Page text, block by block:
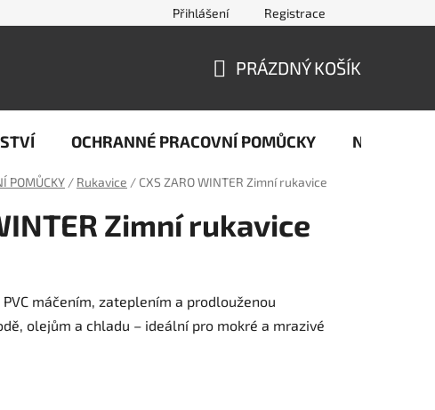
- nejčastější dotazy ze světa svařování Kontakty
Přihlášení Registrace
KOŠÍK
PRÁZDNÝ KOŠÍK
OCHRANNÉ PRACOVNÍ POMŮCKY Naše
POMŮCKY / Rukavice / CXS ZARO WINTER Zimní rukavice
Zimní rukavice
máčením, zateplením a prodlouženou
olejům a chladu – ideální pro mokré a mrazivé